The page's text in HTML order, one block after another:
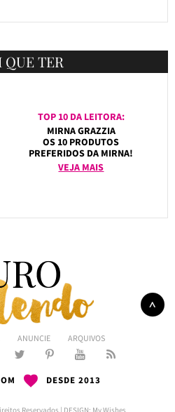
QUE TER
TOP 10 DA LEITORA:
MIRNA GRAZZIA
OS 10 PRODUTOS
PREFERIDOS DA MIRNA!
VEJA MAIS
ANUNCIE ARQUIVOS
DESDE 2013
Reservados | DESIGN: My Wishes